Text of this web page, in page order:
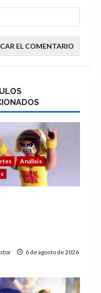
Análisis
6 de agosto de 2026